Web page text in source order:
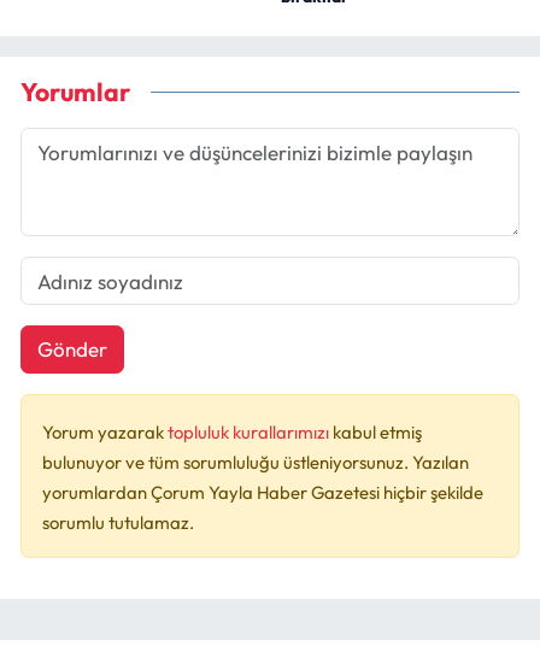
Yorumlar
Gönder
Yorum yazaraktopluluk kurallarımızı kabul etmiş
bulunuyor ve tüm sorumluluğu üstleniyorsunuz. Yazılan
yorumlardan Çorum Yayla Haber Gazetesi hiçbir şekilde
sorumlu tutulamaz.